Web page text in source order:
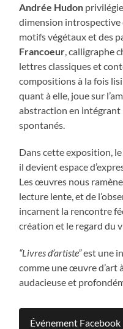
Andrée Hudon
dimension
motifs végétaux et des
Francoeur, calligraphe
lettres classiques et
compositions à la fois
quant à elle, joue sur
abstraction en intégrant
spontanés.
Dans cette exposition,
il devient espace
Les œuvres nous
lecture lente, et de
incarnent la rencontre
création et le regard du
“Livres d’artiste”est une
comme une œuvre d’art
audacieuse et
Événement Facebook